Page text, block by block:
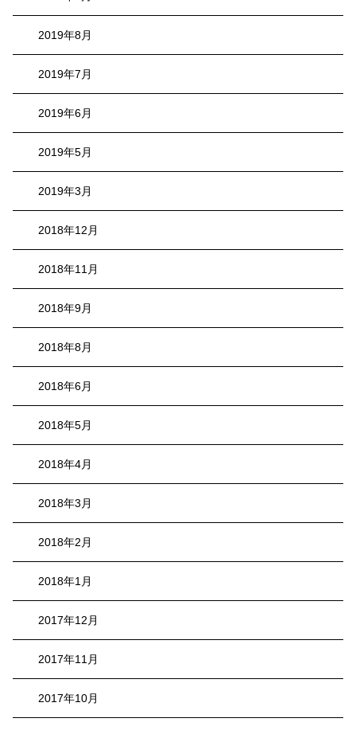
2019年8月
2019年7月
2019年6月
2019年5月
2019年3月
2018年12月
2018年11月
2018年9月
2018年8月
2018年6月
2018年5月
2018年4月
2018年3月
2018年2月
2018年1月
2017年12月
2017年11月
2017年10月